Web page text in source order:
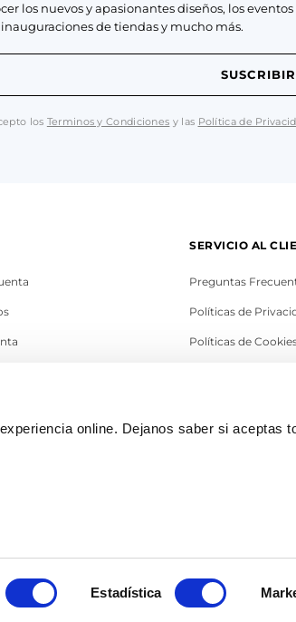
online. Dejanos saber si aceptas
Estadística
los nuevos y apasionantes diseños, los eventos
inauguraciones de tiendas y mucho más.
los Terminos y Condiciones y las Política de
SERVICIO AL
Preguntas
Políticas de
Políticas de
Legales
Perú. Todos los derechos reservados
& DESARROLLO POR
ENOVA